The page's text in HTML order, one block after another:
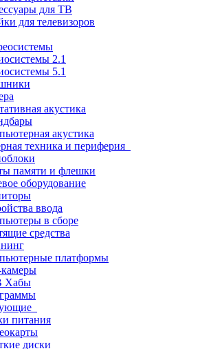
для ТВ
для телевизоров
2.1
5.1
акустика
акустика
техника и периферия
памяти и флешки
оборудование
ввода
в сборе
средства
платформы
Хабы
питания
диски